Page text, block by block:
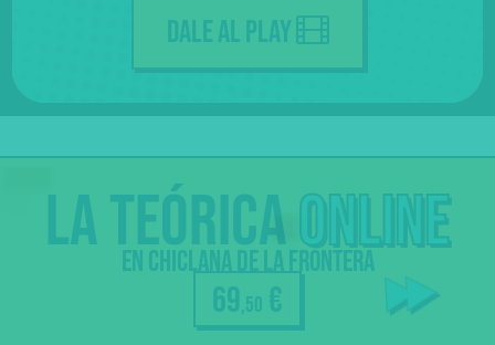
DALE AL PLAY
Lateóricaonline
en Chiclana de la Frontera
69,50 €
Profes
resuelven
dudas